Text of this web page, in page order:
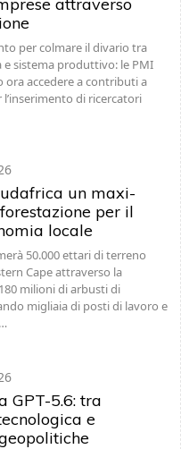
per colmare il divario tra
e sistema produttivo: le PMI
ora accedere a contributi a
di ricercatori
un maxi-
per il
locale
50.000 ettari di terreno
Cape attraverso la
milioni di arbusti di
migliaia di posti di lavoro e
GPT-5.6: tra
e